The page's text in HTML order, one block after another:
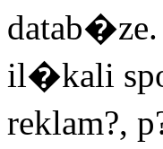
il�kali
reklam?,